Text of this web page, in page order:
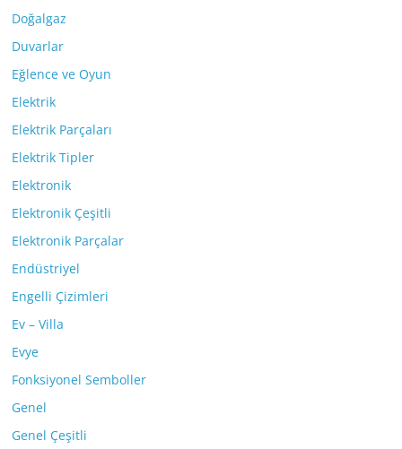
Doğalgaz
Duvarlar
Eğlence ve Oyun
Elektrik
Elektrik Parçaları
Elektrik Tipler
Elektronik
Elektronik Çeşitli
Elektronik Parçalar
Endüstriyel
Engelli Çizimleri
Ev – Villa
Evye
Fonksiyonel Semboller
Genel
Genel Çeşitli